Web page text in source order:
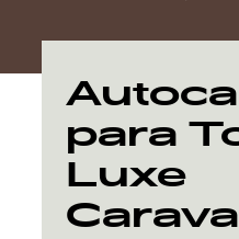
Service
para
Luxe